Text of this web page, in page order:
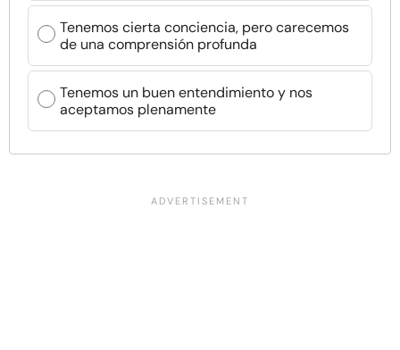
Tenemos cierta conciencia, pero carecemos
de una comprensión profunda
Tenemos un buen entendimiento y nos
aceptamos plenamente